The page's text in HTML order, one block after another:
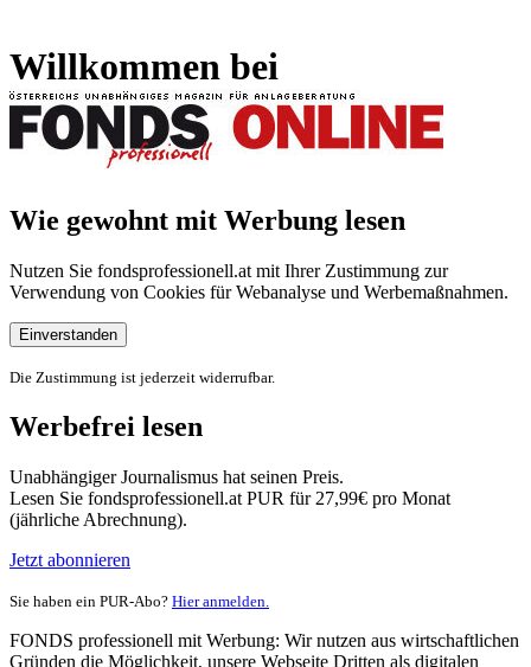
Willkommen bei
Wie gewohnt mit Werbung lesen
Nutzen Sie fondsprofessionell.at mit Ihrer Zustimmung zur
Verwendung von Cookies für Webanalyse und Werbemaßnahmen.
Einverstanden
Die Zustimmung ist jederzeit widerrufbar.
Werbefrei lesen
Unabhängiger Journalismus hat seinen Preis.
Lesen Sie fondsprofessionell.at PUR für 27,99€ pro Monat
(jährliche Abrechnung).
Jetzt abonnieren
Sie haben ein PUR-Abo? Hier anmelden.
FONDS professionell mit Werbung: Wir nutzen aus wirtschaftlichen
Gründen die Möglichkeit, unsere Webseite Dritten als digitalen